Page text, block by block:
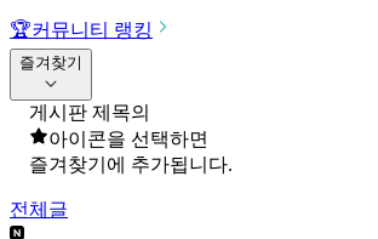
🏆커뮤니티 랭킹
즐겨찾기
게시판 제목의
아이콘을 선택하면
즐겨찾기에 추가됩니다.
전체글